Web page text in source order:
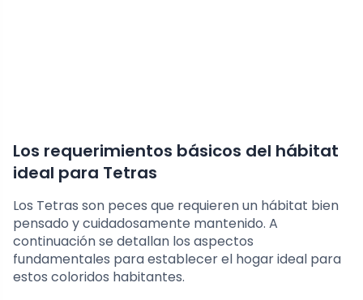
Los requerimientos básicos del hábitat
ideal para Tetras
Los Tetras son peces que requieren un hábitat bien
pensado y cuidadosamente mantenido. A
continuación se detallan los aspectos
fundamentales para establecer el hogar ideal para
estos coloridos habitantes.